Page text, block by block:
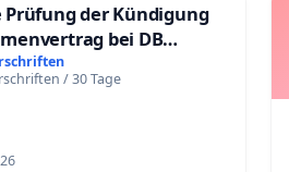
Prüfung der Kündigung
bei DB
Gmbh
/ 30 Tage